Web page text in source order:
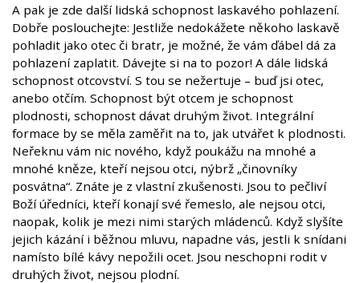
A pak je zde další lidská schopnost laskavého pohlazení.
Dobře poslouchejte: Jestliže nedokážete někoho laskavě
pohladit jako otec či bratr, je možné, že vám ďábel dá za
pohlazení zaplatit. Dávejte si na to pozor! A dále lidská
schopnost otcovství. S tou se nežertuje – buď jsi otec,
anebo otčím. Schopnost být otcem je schopnost
plodnosti, schopnost dávat druhým život. Integrální
formace by se měla zaměřit na to, jak utvářet k plodnosti.
Neřeknu vám nic nového, když poukážu na mnohé a
mnohé kněze, kteří nejsou otci, nýbrž „činovníky
posvátna“. Znáte je z vlastní zkušenosti. Jsou to pečliví
Boží úředníci, kteří konají své řemeslo, ale nejsou otci,
naopak, kolik je mezi nimi starých mládenců. Když slyšíte
jejich kázání i běžnou mluvu, napadne vás, jestli k snídani
namísto bílé kávy nepožili ocet. Jsou neschopni rodit v
druhých život, nejsou plodní.